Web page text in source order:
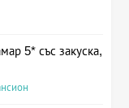
5* със закуска,